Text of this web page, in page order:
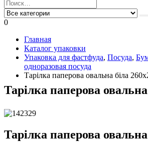
0
Главная
Каталог упаковки
Упаковка для фастфуда, Посуда,
одноразовая посуда
Тарілка паперова овальна біла
Тарілка паперова
Тарілка паперова